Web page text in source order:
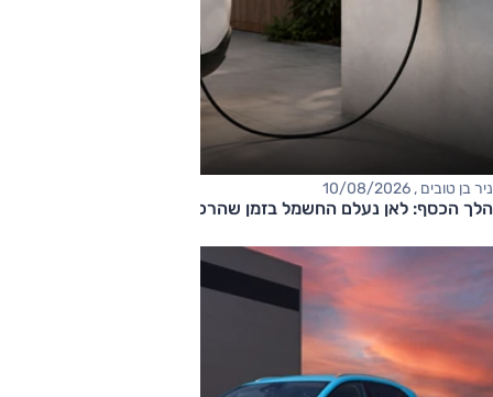
ניר בן טובים , 10/08/2026
הלך הכסף: לאן נעלם החשמל בזמן שהרכב מחובר לשקע?